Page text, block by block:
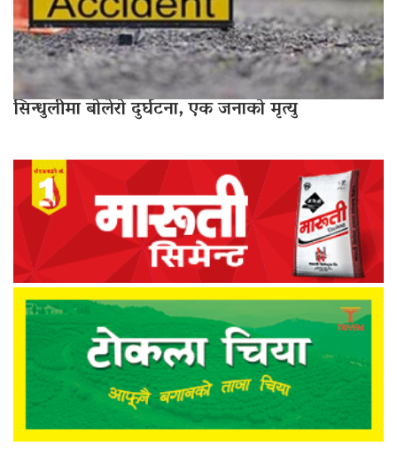
सिन्धुलीमा बोलेरो दुर्घटना, एक जनाको मृत्यु